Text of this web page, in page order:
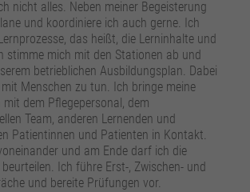
nicht alles. Neben meiner Begeisterung
und koordiniere ich auch gerne. Ich
das heißt, die Lerninhalte und
stimme mich mit den Stationen ab und
betrieblichen Ausbildungsplan. Dabei
Menschen zu tun. Ich bringe meine
dem Pflegepersonal, dem
Team, anderen Lernenden und
Patientinnen und Patienten in Kontakt.
und am Ende darf ich die
Ich führe Erst-, Zwischen- und
und bereite Prüfungen vor.